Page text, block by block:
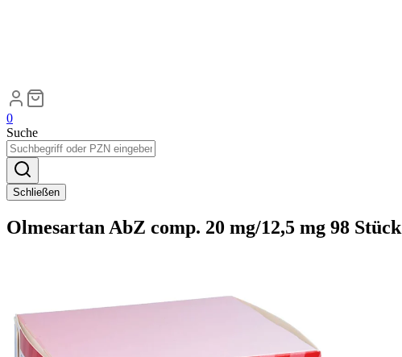
0
Suche
Schließen
Olmesartan AbZ comp. 20 mg/12,5 mg 98 Stück